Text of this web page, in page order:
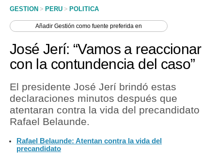
Economía
Perú
Política
Finanzas Personales
GESTION > PERU > POLITICA
AñadirGestión como fuente preferida en
José Jerí: “Vamos a reaccionar
con la contundencia del caso”
El presidente José Jerí brindó estas
declaraciones minutos después que
atentaran contra la vida del precandidato
Rafael Belaunde.
Rafael Belaunde: Atentan contra la vida del
precandidato